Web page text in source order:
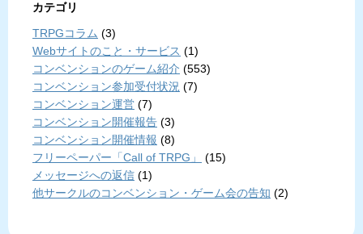
カテゴリ
TRPGコラム (3)
Webサイトのこと・サービス (1)
コンベンションのゲーム紹介 (553)
コンベンション参加受付状況 (7)
コンベンション運営 (7)
コンベンション開催報告 (3)
コンベンション開催情報 (8)
フリーペーパー「Call of TRPG」
(15)
メッセージへの返信 (1)
他サークルのコンベンション・ゲーム会の告知 (2)